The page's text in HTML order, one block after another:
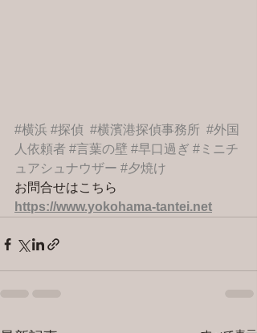
#横浜 #探偵 #横濱港探偵事務所 #外国
人依頼者 #言葉の壁 #早口過ぎ #ミニチ
ュアシュナウザー #夕焼け
お問合せはこちら
https://www.yokohama-tantei.net